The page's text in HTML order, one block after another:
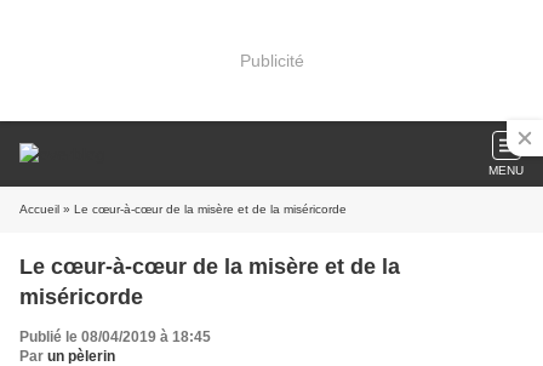
Publicité
MENU
Accueil » Le cœur-à-cœur de la misère et de la miséricorde
Le cœur-à-cœur de la misère et de la
miséricorde
Publié le 08/04/2019 à 18:45
Par un pèlerin